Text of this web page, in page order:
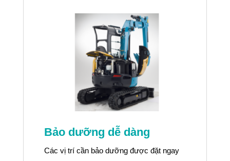
Bảo dưỡng dễ dàng
Các vị trí cần bảo dưỡng được đặt ngay